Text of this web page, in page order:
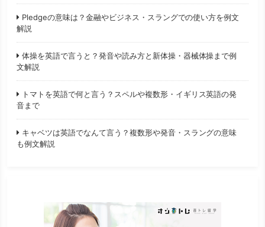
Pledgeの意味は？金融やビジネス・スラングでの使い方を例文
解説
体操を英語で言うと？発音や読み方と新体操・器械体操まで例
文解説
トマトを英語で何と言う？スペルや複数形・イギリス英語の発
音まで
キャベツは英語でなんて言う？複数形や発音・スラングの意味
も例文解説